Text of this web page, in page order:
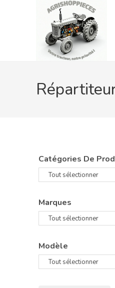
Catégories De
Marques
Modèle